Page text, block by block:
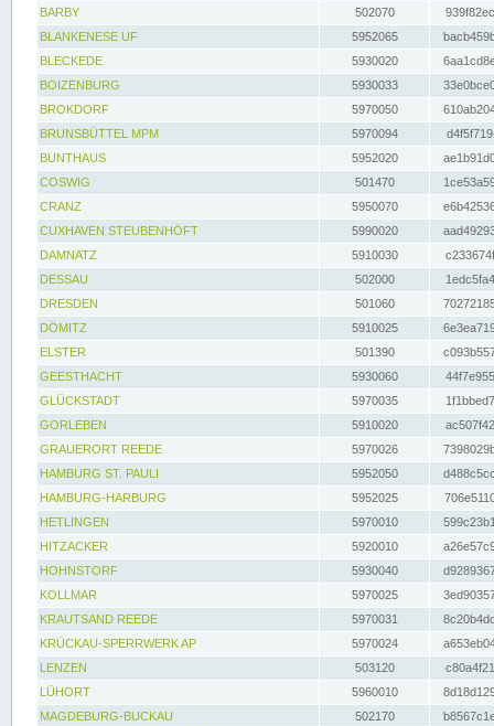
BARBY
502070
BLANKENESE UF
5952065
BLECKEDE
5930020
BOIZENBURG
5930033
BROKDORF
5970050
BRUNSBÜTTEL MPM
5970094
BUNTHAUS
5952020
COSWIG
501470
CRANZ
5950070
CUXHAVEN STEUBENHÖFT
5990020
DAMNATZ
5910030
DESSAU
502000
DRESDEN
501060
DÖMITZ
5910025
ELSTER
501390
GEESTHACHT
5930060
GLÜCKSTADT
5970035
GORLEBEN
5910020
GRAUERORT REEDE
5970026
HAMBURG ST. PAULI
5952050
HAMBURG-HARBURG
5952025
HETLINGEN
5970010
HITZACKER
5920010
HOHNSTORF
5930040
KOLLMAR
5970025
KRAUTSAND REEDE
5970031
KRÜCKAU-SPERRWERK AP
5970024
LENZEN
503120
LÜHORT
5960010
MAGDEBURG-BUCKAU
502170